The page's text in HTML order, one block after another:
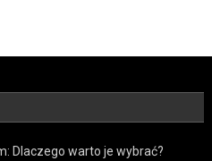
Dlaczego warto je wybrać?